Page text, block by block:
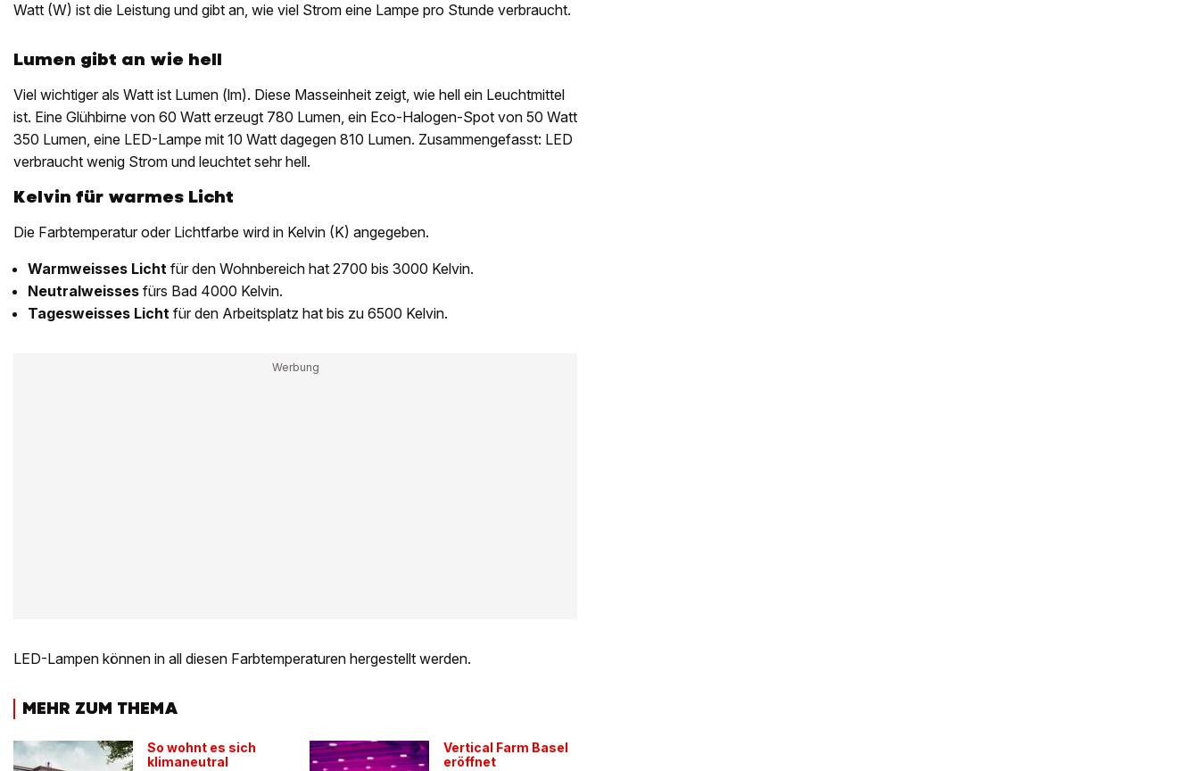
Watt (W) ist die Leistung und gibt an, wie viel Strom eine Lampe pro Stunde verbraucht.
Lumen gibt an wie hell
Viel wichtiger als Watt ist Lumen (lm). Diese Masseinheit zeigt, wie hell ein Leuchtmittel
ist. Eine Glühbirne von 60 Watt erzeugt 780 Lumen, ein Eco-Halogen-Spot von 50 Watt
350 Lumen, eine LED-Lampe mit 10 Watt dagegen 810 Lumen. Zusammengefasst: LED
verbraucht wenig Strom und leuchtet sehr hell.
Kelvin für warmes Licht
Die Farbtemperatur oder Lichtfarbe wird in Kelvin (K) angegeben.
Warmweisses Licht für den Wohnbereich hat 2700 bis 3000 Kelvin.
Neutralweisses fürs Bad 4000 Kelvin.
Tagesweisses Licht für den Arbeitsplatz hat bis zu 6500 Kelvin.
LED-Lampen können in all diesen Farbtemperaturen hergestellt werden.
MEHR ZUM THEMA
So wohnt es sich
klimaneutral
Vertical Farm Basel
eröffnet